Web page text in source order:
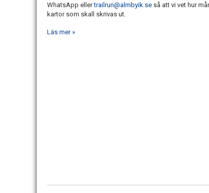
WhatsApp ellertrailrun@almbyik.se så att vi vet hur
kartor som skall skrivas ut.
Läs mer »